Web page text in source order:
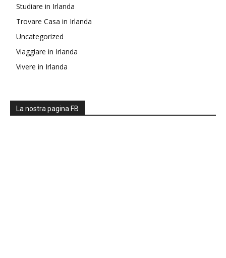
Studiare in Irlanda
Trovare Casa in Irlanda
Uncategorized
Viaggiare in Irlanda
Vivere in Irlanda
La nostra pagina FB